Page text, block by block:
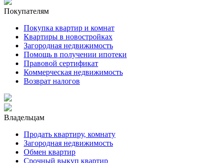
Покупателям
Покупка квартир и комнат
Квартиры в новостройках
Загородная недвижимость
Помощь в получении ипотеки
Правовой сертификат
Коммерческая недвижимость
Возврат налогов
Владельцам
Продать квартиру, комнату
Загородная недвижимость
Обмен квартир
Срочный выкуп квартир